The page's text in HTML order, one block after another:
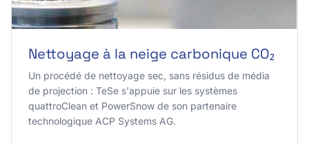
Nettoyage à la neige carbonique CO₂
Un procédé de nettoyage sec, sans résidus de média
de projection : TeSe s'appuie sur les systèmes
quattroClean et PowerSnow de son partenaire
technologique ACP Systems AG.